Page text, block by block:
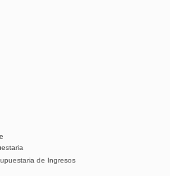
de Ingresos